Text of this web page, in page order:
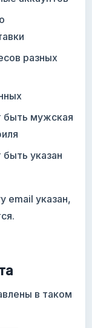
разных
быть мужская
указан
email указан,
в таком